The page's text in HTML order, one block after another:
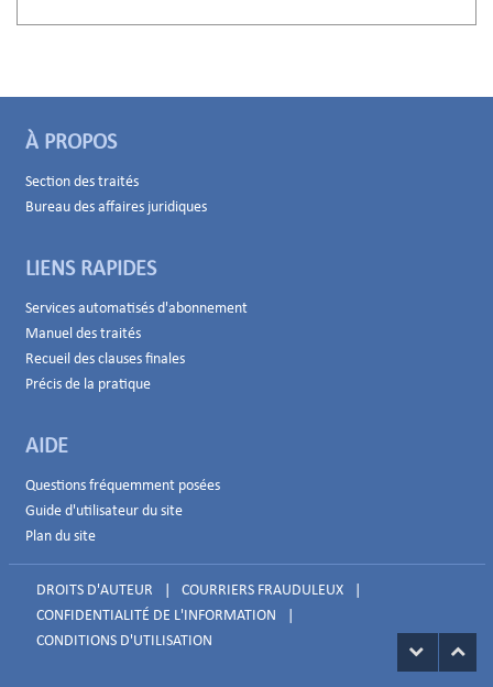
À PROPOS
Section des traités
Bureau des affaires juridiques
LIENS RAPIDES
Services automatisés d'abonnement
Manuel des traités
Recueil des clauses finales
Précis de la pratique
AIDE
Questions fréquemment posées
Guide d'utilisateur du site
Plan du site
DROITS D'AUTEUR COURRIERS FRAUDULEUX
CONFIDENTIALITÉ DE L'INFORMATION
CONDITIONS D'UTILISATION